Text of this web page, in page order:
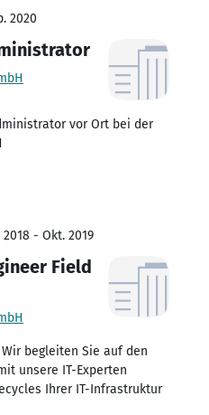
2020
vor Ort bei der
- Okt. 2019
Field
Wir begleiten Sie auf den
unsere IT-Experten
Ihrer IT-Infrastruktur